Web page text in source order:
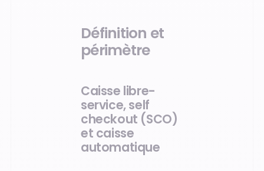
Définition et
périmètre
Caisse libre-
service, self
checkout (SCO)
et caisse
automatique